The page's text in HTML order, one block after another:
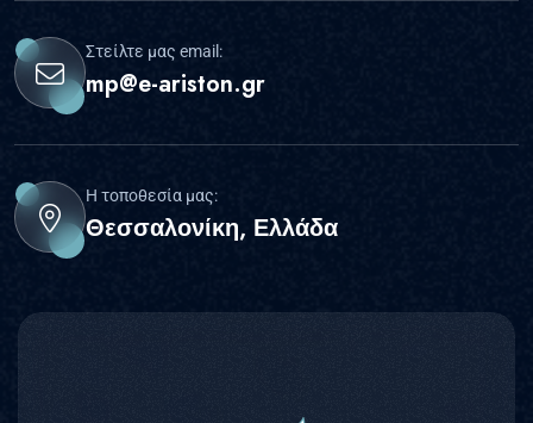
Στείλτε μας email:
mp@e-ariston.gr
Η τοποθεσία μας:
Θεσσαλονίκη, Ελλάδα